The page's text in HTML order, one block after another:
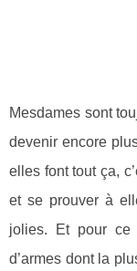
Mesdames sont
devenir encore
elles font tout ça,
et se prouver à
jolies. Et pour ce
d’armes dont la